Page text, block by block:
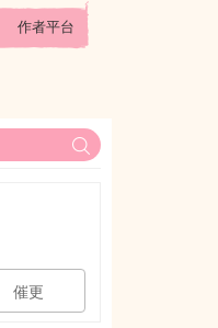
作者平台
催更